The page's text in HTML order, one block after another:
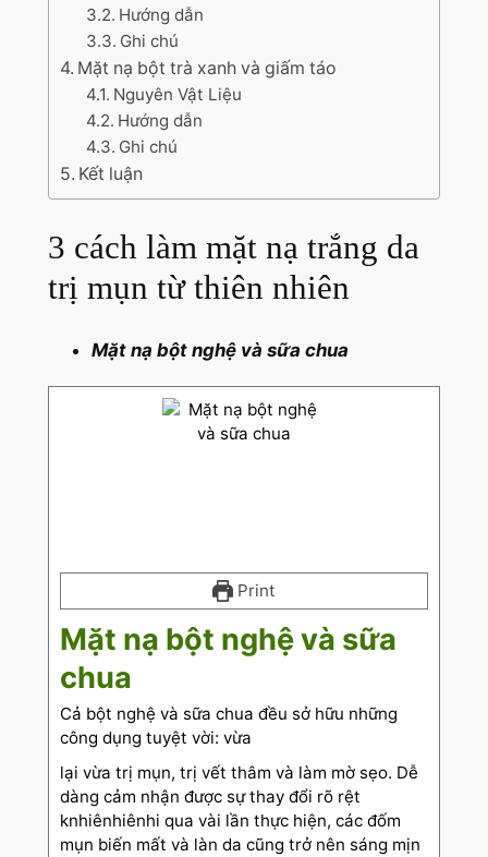
Hướng dẫn
Ghi chú
Mặt nạ bột trà xanh và giấm táo
Nguyên Vật Liệu
Hướng dẫn
Ghi chú
Kết luận
3 cách làm mặt nạ trắng da
trị mụn từ thiên nhiên
Mặt nạ bột nghệ và sữa chua
Print
Mặt nạ bột nghệ và sữa
chua
Cả bột nghệ và sữa chua đều sở hữu những
công dụng tuyệt vời: vừa
lại vừa trị mụn, trị vết thâm và làm mờ sẹo. Dễ
dàng cảm nhận được sự thay đổi rõ rệt
knhiênhiênhi qua vài lần thực hiện, các đốm
mụn biến mất và làn da cũng trở nên sáng mịn